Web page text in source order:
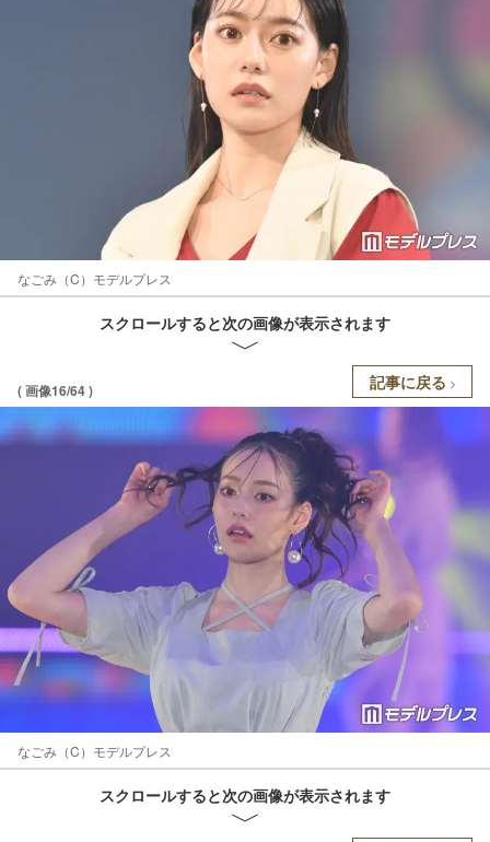
なごみ（C）モデルプレス
スクロールすると次の画像が表示されます
( 画像16/64 ) 記事に戻る
なごみ（C）モデルプレス
スクロールすると次の画像が表示されます